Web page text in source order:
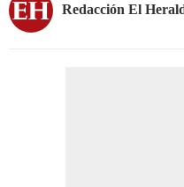
Redacción El